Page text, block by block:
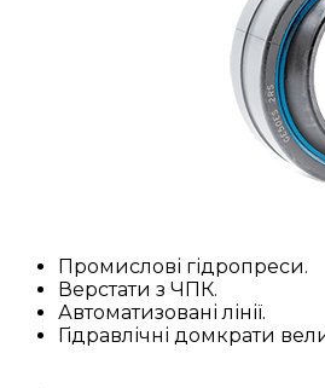
Промислові гідропреси.
Верстати з ЧПК.
Автоматизовані лінії.
Гідравлічні домкрати